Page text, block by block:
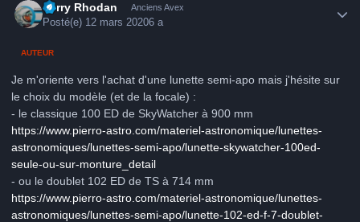
Perry Rhodan Anciens Avex
Posté(e) 12 mars 20206 a
AUTEUR
Je m'oriente vers l'achat d'une lunette semi-apo mais j'hésite sur
le choix du modèle (et de la focale) :
- le classique 100 ED de SkyWatcher à 900 mm
https://www.pierro-astro.com/materiel-astronomique/lunettes-
astronomiques/lunettes-semi-apo/lunette-skywatcher-100ed-
seule-ou-sur-monture_detail
- ou le doublet 102 ED de TS à 714 mm
https://www.pierro-astro.com/materiel-astronomique/lunettes-
astronomiques/lunettes-semi-apo/lunette-102-ed-f-7-doublet-